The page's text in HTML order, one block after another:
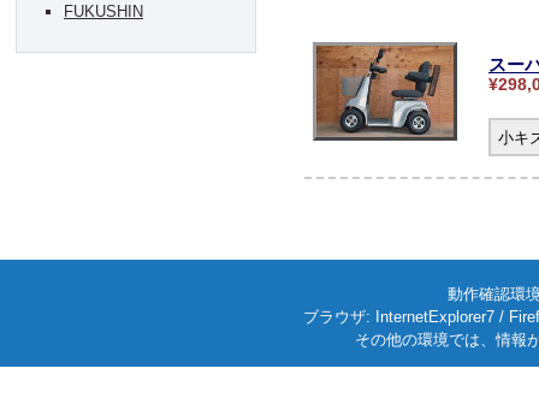
スー
小キ
FUKUSHIN
動作確認環
ブラウザ: InternetExplorer7 /
その他の環境では、情報